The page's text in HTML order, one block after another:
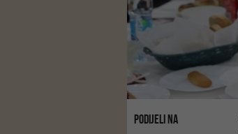
PODIJELI NA